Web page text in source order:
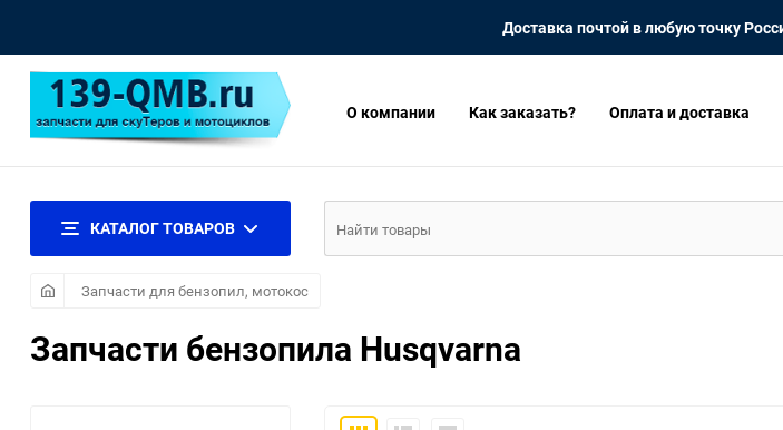
Доставка почтой в любую точку
О компании Как заказать? Оплата и доставка
КАТАЛОГ ТОВАРОВ
Запчасти для бензопил, мотокос
Запчасти бензопила Husqvarna